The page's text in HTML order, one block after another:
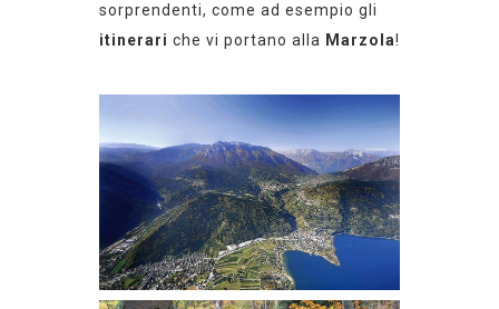
sorprendenti, come ad esempio gli
itinerari che vi portano alla Marzola!